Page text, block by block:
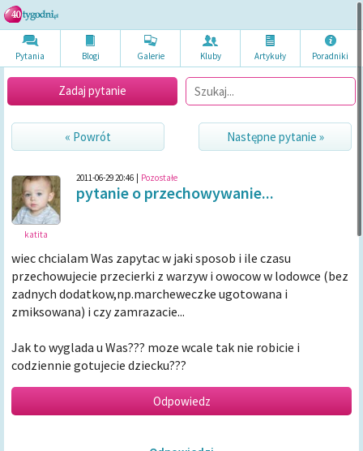
Pytania Blogi Galerie Kluby Artykuły Poradniki
Zadaj pytanie
« Powrót Następne pytanie »
katita
2011-06-29 20:46 Pozostałe
pytanie o przechowywanie...
wiec chcialam Was zapytac w jaki sposob i ile czasu
przechowujecie przecierki z warzyw i owocow w lodowce (bez
zadnych dodatkow,np.marcheweczke ugotowana i
zmiksowana) i czy zamrazacie...
Jak to wyglada u Was??? moze wcale tak nie robicie i
codziennie gotujecie dziecku???